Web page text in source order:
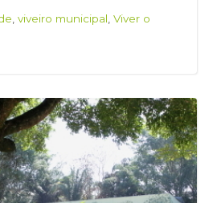
viveiro municipal Viver o